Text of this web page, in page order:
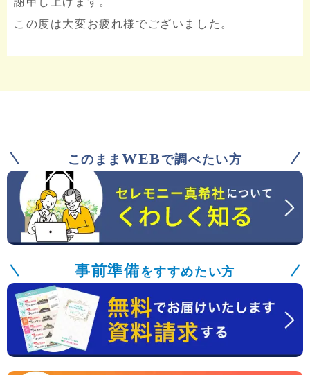
この度は大変お疲れ様でございました。
このまま WEB で調べたい方
事前準備をすすめたい方